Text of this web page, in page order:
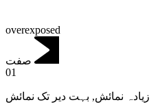
overexposed
صفت
01
زیادہ نمائش, بہت دیر تک نمائش